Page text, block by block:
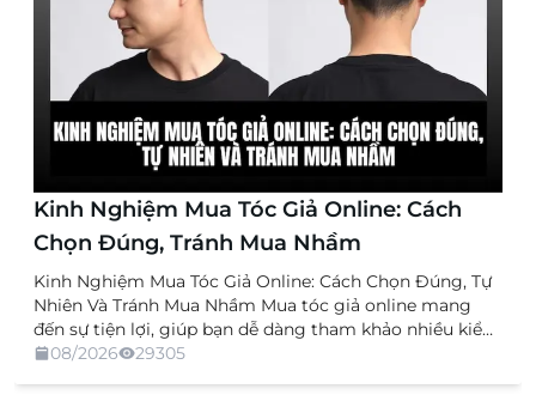
Kinh Nghiệm Mua Tóc Giả Online: Cách
Chọn Đúng, Tránh Mua Nhầm
Kinh Nghiệm Mua Tóc Giả Online: Cách Chọn Đúng, Tự
Nhiên Và Tránh Mua Nhầm Mua tóc giả online mang
đến sự tiện lợi, giúp bạn dễ dàng tham khảo nhiều kiểu
dáng, chất liệu và mức giá mà không cần trực tiếp đến
08/2026 29305